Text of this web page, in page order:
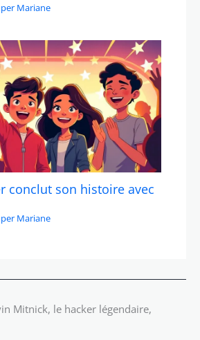
Mariane
conclut son histoire avec
Mariane
Mitnick, le hacker légendaire,